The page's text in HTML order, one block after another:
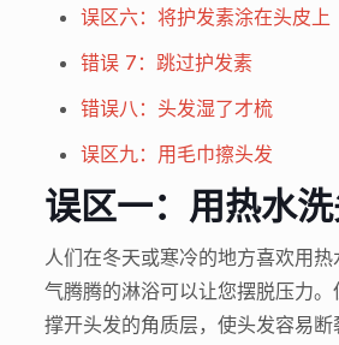
误区六：将护发素涂在头皮上
错误 7：跳过护发素
错误八：头发湿了才梳
误区九：用毛巾擦头发
误区一：用热水
人们在冬天或寒冷的地方喜欢用
气腾腾的淋浴可以让您摆脱压力
撑开头发的角质层，使头发容易